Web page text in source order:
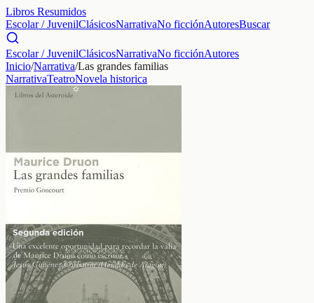
Libros Resumidos
Escolar / JuvenilClásicosNarrativaNo ficciónAutoresBuscar
Escolar / JuvenilClásicosNarrativaNo ficciónAutores
Inicio/Narrativa/Las grandes familias
NarrativaTeatroNovela historica